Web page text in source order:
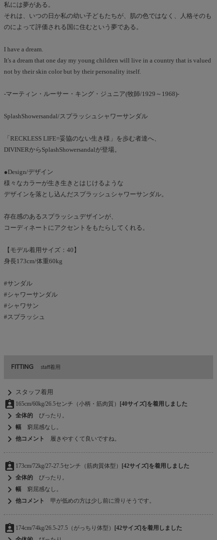
私には夢がある。
それは、いつの日か私の幼い子どもたちが、肌の色ではなく、人格そのも
のによって評価される国に住むという夢である。
I have a dream.
It's a dream that one day my young children will live in a country that is valued
not by their skin color but by their personality itself.
-マーティン・ルーサー・キング・ジュニア(牧師/1929～1968)-
SplashShowersandal/スプラッシュシャワーサンダル
「RECKLESS LIFE=妥協のない生き様」を歩む者達へ、
DIVINERからSplashShowersandalが登場。
●Design/デザイン
様々なカラーが生き生きとはじけるような
デザインを落とし込んだスプラッシュシャワーサンダル。
存在感のあるスプラッシュデザインが、
コーディネートにアクセントをもたらしてくれる。
【モデル着用サイズ：40】
身長173cm/体重60kg
#サンダル
#シャワーサンダル
#シャワサン
#スプラッシュ
FITTING staff着用
chevron_right スタッフ着用
assignment_ind 165cm/60kg/26.5センチ（小柄・筋肉質） [40サイズ]を着用しました
chevron_right 全体的 ぴったり。
chevron_right 幅 窮屈感なし。
chevron_right 他コメント 履きやすくて良いですね。
assignment_ind 173cm/72kg/27-27.5センチ（筋肉質体型） [42サイズ]を着用しました
chevron_right 全体的 ぴったり。
chevron_right 幅 窮屈感なし。
chevron_right 他コメント 甲が低めの方は少し前に滑りそうです。
assignment_ind 174cm/74kg/26.5-27.5（がっちり体型） [42サイズ]を着用しました